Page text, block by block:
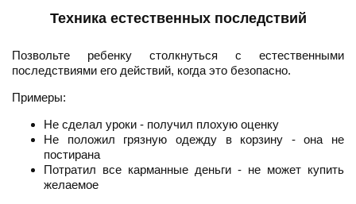
Техника естественных последствий
Позвольте ребенку столкнуться с естественными
последствиями его действий, когда это безопасно.
Примеры:
Не сделал уроки - получил плохую оценку
Не положил грязную одежду в корзину - она не
постирана
Потратил все карманные деньги - не может купить
желаемое